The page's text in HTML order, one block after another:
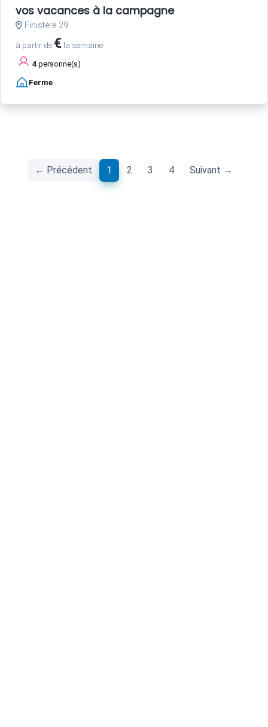
vos vacances à la campagne
Finistère 29
à partir de € la semaine
4 personne(s)
Ferme
← Précédent 1 (current)
2 3 4 Suivant →